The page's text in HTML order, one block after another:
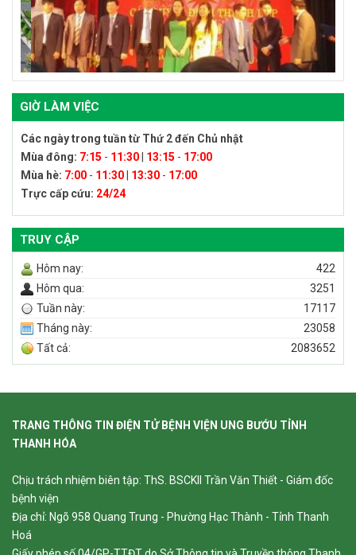
GIỜ LÀM VIỆC
Các ngày trong tuần từ Thứ 2 đến Chủ nhật
Mùa đông: 7:15 - 11:30 13:15 - 17:00
Mùa hè: 7:00 - 11:30 13:30 - 17:00
Trực cấp cứu: 24/24
TRUY CẬP
Hôm nay:
422
Hôm qua:
3251
Tuần này:
17117
Tháng này:
23058
Tất cả:
2083652
TRANG THÔNG TIN ĐIỆN TỬ BỆNH VIỆN UNG BƯỚU TỈNH
THANH HÓA
Chịu trách nhiệm biên tập: ThS. BSCKII Trần Văn Thiết - Giám đốc
bệnh viện
Địa chỉ: Ngõ 958 Quang Trung - Phường Hạc Thành - Tỉnh Thanh
Hoá